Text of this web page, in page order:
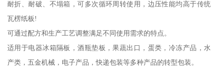
耐折、耐破、不塌箱，可多次循环周转使用，边压性能均高于传统
瓦楞纸板!
可通过配方和生产工艺调整满足不同使用需求的特点。
适用于电器冰箱隔板，酒瓶垫板，果蔬出口，蛋类，冷冻产品，水
产类，五金机械，电子产品，快递包装等多种产品的转型包装。